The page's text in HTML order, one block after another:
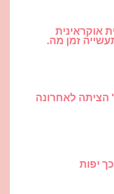
אוקראינית
זמן מה.
הציתה לאחרונה
יפות